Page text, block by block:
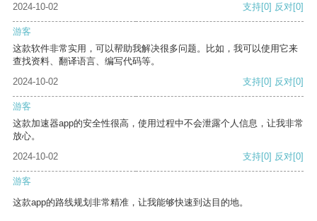
2024-10-02 支持[0] 反对[0]
游客
这款软件非常实用，可以帮助我解决很多问题。比如，我可以使用它来
查找资料、翻译语言、编写代码等。
2024-10-02
支持[0] 反对[0]
游客
这款加速器app的安全性很高，使用过程中不会泄露个人信息，让我非常
放心。
2024-10-02
支持[0] 反对[0]
游客
这款app的路线规划非常精准，让我能够快速到达目的地。